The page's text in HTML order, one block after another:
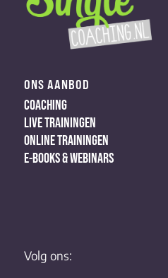
ONS AANBOD
COACHING
LIVE TRAININGEN
ONLINE TRAININGEN
E-BOOKS & WEBINARS
Volg ons: